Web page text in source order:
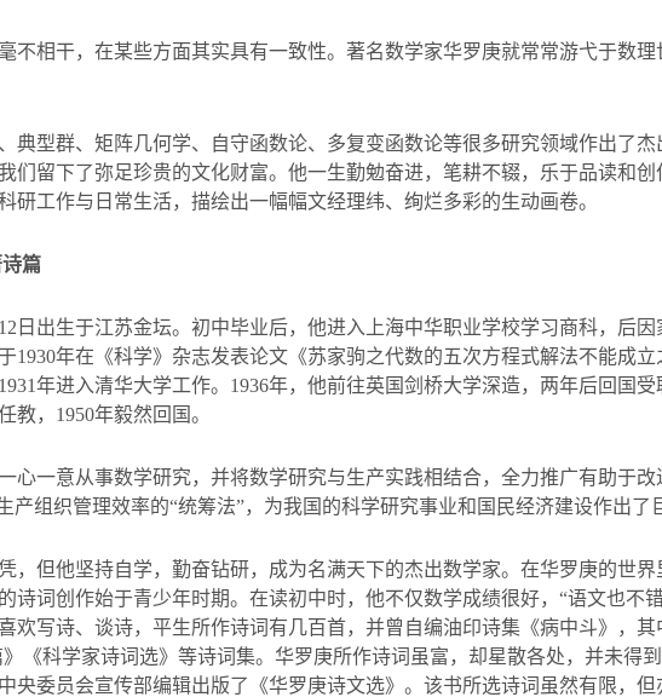
不相干，在某些方面其实具有一致性。著名数学家华罗庚就常常游弋于数
典型群、矩阵几何学、自守函数论、多复变函数论等很多研究领域作出了
们留下了弥足珍贵的文化财富。他一生勤勉奋进，笔耕不辍，乐于品读和
研工作与日常生活，描绘出一幅幅文经理纬、绚烂多彩的生动画卷。
篇
12 日出生于江苏金坛。初中毕业后，他进入上海中华职业学校学习商科，后
1930年在《科学》杂志发表论文《苏家驹之代数的五次方程式解法不能成
1931年进入清华大学工作。 1936年，他前往英国剑桥大学深造，两年后回国
教， 1950年毅然回国。
心一意从事数学研究，并将数学研究与生产实践相结合，全力推广有助于
产组织管理效率的“统筹法”，为我国的科学研究事业和国民经济建设作出了
，但他坚持自学，勤奋钻研，成为名满天下的杰出数学家。在华罗庚的世
诗词创作始于青少年时期。在读初中时，他不仅数学成绩很好， “语文也不
欢写诗、谈诗，平生所作诗词有几百首，并曾自编油印诗集《病中斗》，
《科学家诗词选》等诗词集。华罗庚所作诗词虽富，却星散各处，并未得
央委员会宣传部编辑出版了《华罗庚诗文选》。该书所选诗词虽然有限，